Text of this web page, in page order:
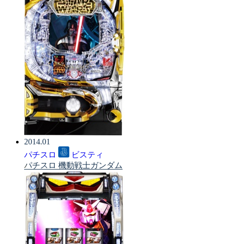
2014.01
パチスロ
ビスティ
パチスロ 機動戦士ガンダム